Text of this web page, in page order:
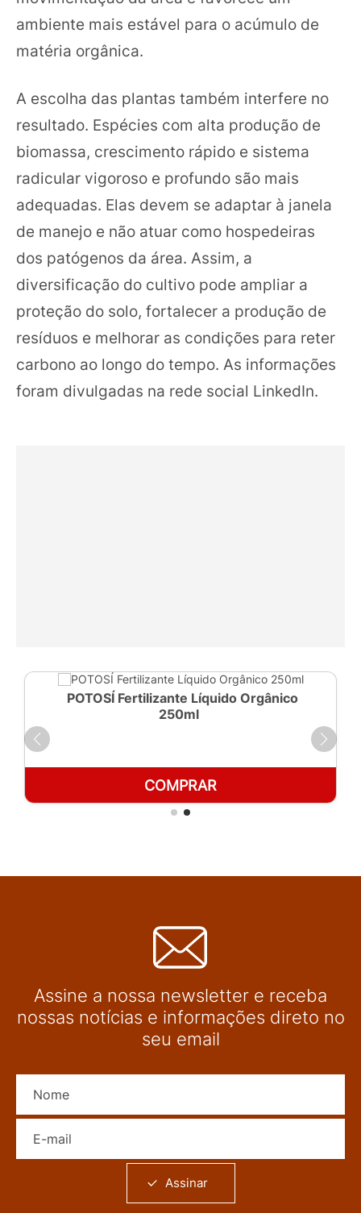
ambiente mais estável para o acúmulo de
matéria orgânica.
A escolha das plantas também interfere no
resultado. Espécies com alta produção de
biomassa, crescimento rápido e sistema
radicular vigoroso e profundo são mais
adequadas. Elas devem se adaptar à janela
de manejo e não atuar como hospedeiras
dos patógenos da área. Assim, a
diversificação do cultivo pode ampliar a
proteção do solo, fortalecer a produção de
resíduos e melhorar as condições para reter
carbono ao longo do tempo. As informações
foram divulgadas na rede social LinkedIn.
POTOSÍ Fertilizante Líquido Orgânico
250ml
COMPRAR
Assine a nossa newsletter e receba
nossas notícias e informações direto no
seu email
Assinar